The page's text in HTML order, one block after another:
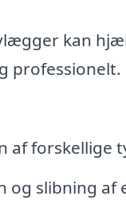
kan
professionelt.
af forskellige
og slibning